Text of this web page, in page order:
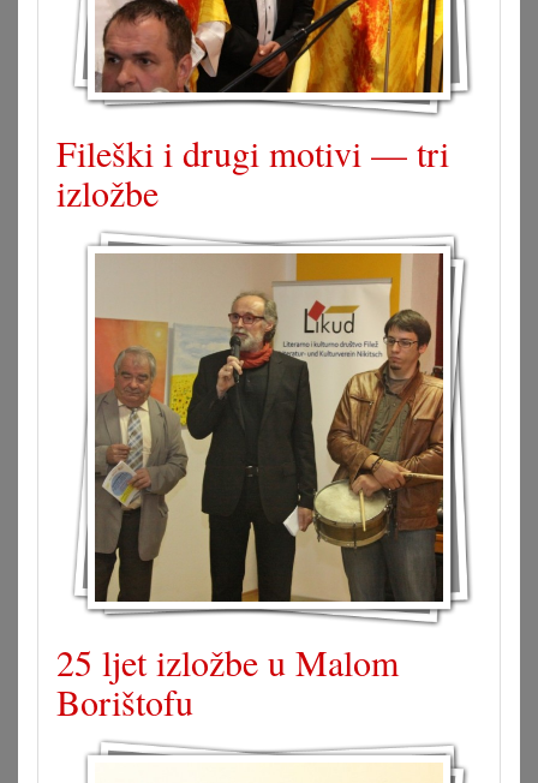
Fileški i drugi motivi — tri
izložbe
25 ljet izložbe u Malom
Borištofu